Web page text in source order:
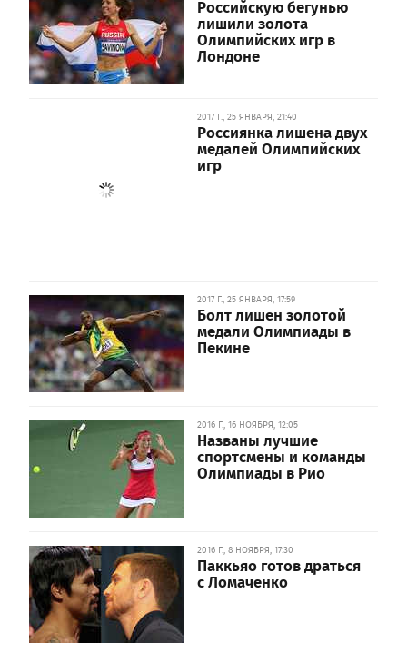
Российскую бегунью
лишили золота
Олимпийских игр в
Лондоне
2017 Г., 25 ЯНВАРЯ, 21:40
Россиянка лишена двух
медалей Олимпийских
игр
2017 Г., 25 ЯНВАРЯ, 17:59
Болт лишен золотой
медали Олимпиады в
Пекине
2016 Г., 16 НОЯБРЯ, 12:05
Названы лучшие
спортсмены и команды
Олимпиады в Рио
2016 Г., 8 НОЯБРЯ, 17:30
Паккьяо готов драться
с Ломаченко